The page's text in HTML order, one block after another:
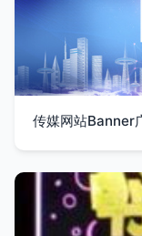
传媒网站Banner